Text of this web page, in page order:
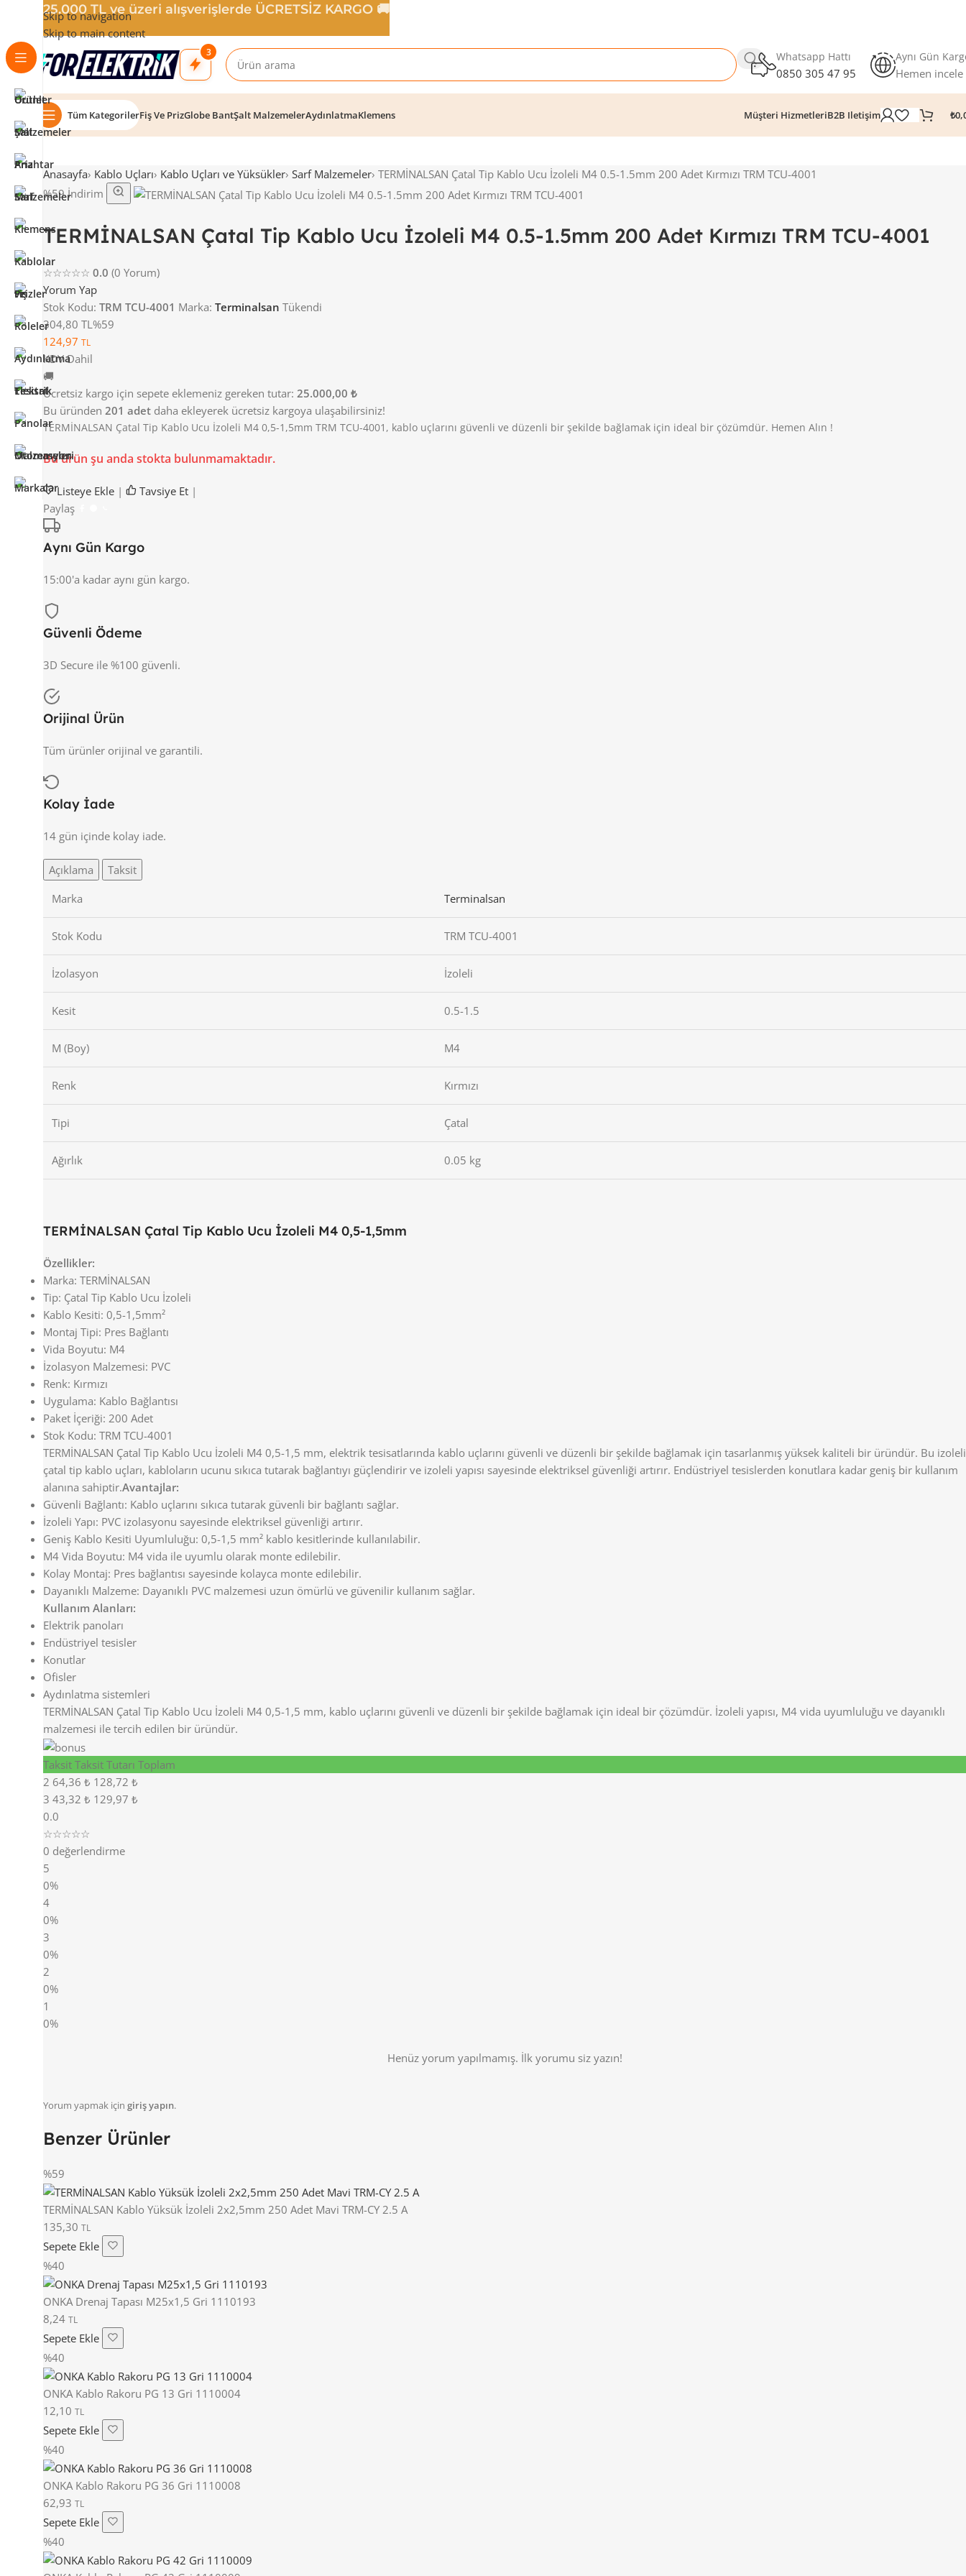
Skip to navigation
Skip to main content
3 Whatsapp Hattı
0850 305 47 95
Aynı Gün
Hemen incele
Tüm KategorilerFiş Ve PrizGlobe BantŞalt MalzemelerAydınlatmaKlemens Müşteri HizmetleriB2B Iletişim ₺
Anasayfa› Kablo Uçları› Kablo Uçları ve Yüksükler› Sarf Malzemeler› TERMİNALSAN Çatal Tip Kablo Ucu İzoleli M4 0.5-1.5mm 200 Adet Kırmızı TRM TCU-4001
%59 İndirim
TERMİNALSAN Çatal Tip Kablo Ucu İzoleli M4 0.5-1.5mm 200 Adet Kırmızı TRM TCU-4001
☆☆☆☆☆ 0.0 (0 Yorum)
Yorum Yap
Stok Kodu: TRM TCU-4001 Marka: Terminalsan Tükendi
304,80 TL%59
124,97 TL
KDV Dahil
🚚
Ücretsiz kargo için sepete eklemeniz gereken tutar: 25.000,00 ₺
Bu üründen 201 adet daha ekleyerek ücretsiz kargoya ulaşabilirsiniz!
TERMİNALSAN Çatal Tip Kablo Ucu İzoleli M4 0,5-1,5mm TRM TCU-4001, kablo uçlarını güvenli ve düzenli bir şekilde bağlamak için ideal bir çözümdür. Hemen Alın !
Bu ürün şu anda stokta bulunmamaktadır.
Listeye Ekle | Tavsiye Et |
Paylaş
Aynı Gün Kargo
15:00'a kadar aynı gün kargo.
Güvenli Ödeme
3D Secure ile %100 güvenli.
Orijinal Ürün
Tüm ürünler orijinal ve garantili.
Kolay İade
14 gün içinde kolay iade.
Açıklama
Taksit
Marka
Terminalsan
Stok Kodu TRM TCU-4001
İzolasyon İzoleli
Kesit 0.5-1.5
M (Boy) M4
Renk Kırmızı
Tipi Çatal
Ağırlık 0.05 kg
TERMİNALSAN Çatal Tip Kablo Ucu İzoleli M4 0,5-1,5mm
Özellikler:
Marka: TERMİNALSAN
Tip: Çatal Tip Kablo Ucu İzoleli
Kablo Kesiti: 0,5-1,5mm²
Montaj Tipi: Pres Bağlantı
Vida Boyutu: M4
İzolasyon Malzemesi: PVC
Renk: Kırmızı
Uygulama: Kablo Bağlantısı
Paket İçeriği: 200 Adet
Stok Kodu: TRM TCU-4001
TERMİNALSAN Çatal Tip Kablo Ucu İzoleli M4 0,5-1,5 mm, elektrik tesisatlarında kablo uçlarını güvenli ve düzenli bir şekilde bağlamak için tasarlanmış yüksek kaliteli bir üründür. Bu izoleli
çatal tip kablo uçları, kabloların ucunu sıkıca tutarak bağlantıyı güçlendirir ve izoleli yapısı sayesinde elektriksel güvenliği artırır. Endüstriyel tesislerden konutlara kadar geniş bir kullanım
alanına sahiptir.Avantajlar:
Güvenli Bağlantı: Kablo uçlarını sıkıca tutarak güvenli bir bağlantı sağlar.
İzoleli Yapı: PVC izolasyonu sayesinde elektriksel güvenliği artırır.
Geniş Kablo Kesiti Uyumluluğu: 0,5-1,5 mm² kablo kesitlerinde kullanılabilir.
M4 Vida Boyutu: M4 vida ile uyumlu olarak monte edilebilir.
Kolay Montaj: Pres bağlantısı sayesinde kolayca monte edilebilir.
Dayanıklı Malzeme: Dayanıklı PVC malzemesi uzun ömürlü ve güvenilir kullanım sağlar.
Kullanım Alanları:
Elektrik panoları
Endüstriyel tesisler
Konutlar
Ofisler
Aydınlatma sistemleri
TERMİNALSAN Çatal Tip Kablo Ucu İzoleli M4 0,5-1,5 mm, kablo uçlarını güvenli ve düzenli bir şekilde bağlamak için ideal bir çözümdür. İzoleli yapısı, M4 vida uyumluluğu ve dayanıklı
malzemesi ile tercih edilen bir üründür.
Taksit Taksit Tutarı Toplam
2 64,36 ₺ 128,72 ₺
3 43,32 ₺ 129,97 ₺
0.0
☆☆☆☆☆
0 değerlendirme
5
0%
4
0%
3
0%
2
0%
1
0%
Henüz yorum yapılmamış. İlk yorumu siz yazın!
Yorum yapmak için giriş yapın.
Benzer Ürünler
%59
TERMİNALSAN Kablo Yüksük İzoleli 2x2,5mm 250 Adet Mavi TRM-CY 2.5 A
135,30 TL
Sepete Ekle
%40
ONKA Drenaj Tapası M25x1,5 Gri 1110193
8,24 TL
Sepete Ekle
%40
ONKA Kablo Rakoru PG 13 Gri 1110004
12,10 TL
Sepete Ekle
%40
ONKA Kablo Rakoru PG 36 Gri 1110008
62,93 TL
Sepete Ekle
%40
25.000 TL ve üzeri alışverişlerde ÜCRETSİZ KARGO 🚚